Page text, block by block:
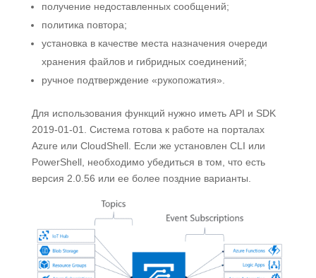
получение недоставленных сообщений;
политика повтора;
установка в качестве места назначения очереди
хранения файлов и гибридных соединений;
ручное подтверждение «рукопожатия».
Для использования функций нужно иметь API и SDK
2019-01-01. Система готова к работе на порталах
Azure или CloudShell. Если же установлен CLI или
PowerShell, необходимо убедиться в том, что есть
версия 2.0.56 или ее более поздние варианты.